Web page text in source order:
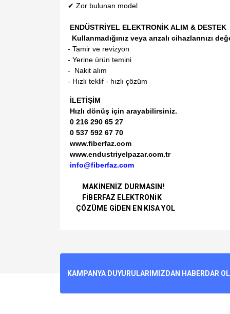
✔ Zor bulunan model
ENDÜSTRİYEL ELEKTRONİK ALIM & DESTEK
Kullanmadığınız veya arızalı cihazlarınızı
- Tamir ve revizyon
- Yerine ürün temini
- Nakit alım
- Hızlı teklif - hızlı çözüm
İLETİŞİM
Hızlı dönüş için arayabilirsiniz.
0 216 290 65 27
0 537 592 67 70
www.fiberfaz.com
www.endustriyelpazar.com.tr
info@fiberfaz.com
MAKİNENİZ DURMASIN!
FİBERFAZ ELEKTRONİK
ÇÖZÜME GİDEN EN KISA YOL
Ürün resmi kalitesiz, bozuk veya
KAMPANYA DUYURULARIMIZDAN HABERDAR